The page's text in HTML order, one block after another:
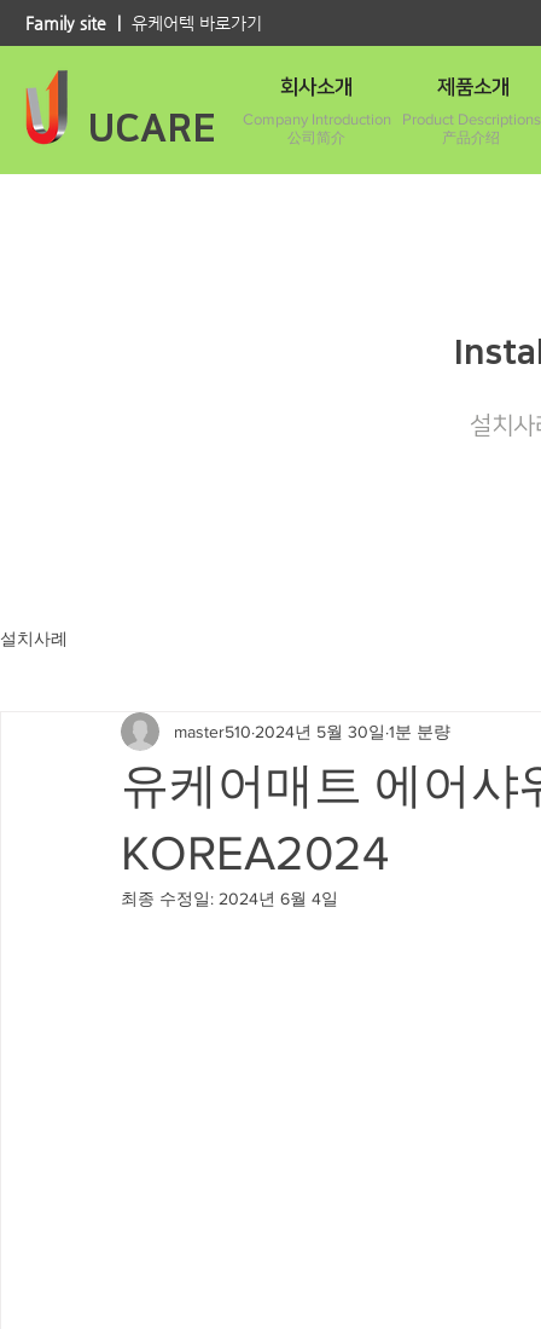
Family site ｜ 유케어텍 바로가기
UCARE
회사소개 제품소개
Company Introduction
公司简介
Product Descriptions
产品介绍
설치
설치사례
유케어매트 에어샤
KOREA2024
master510 2024년 5월 30일 1분 분량
최종 수정일: 2024년 6월 4일